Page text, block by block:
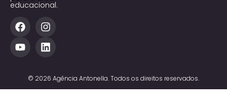
educacional.
© 2026 Agência Antonella. Todos os direitos reservados.